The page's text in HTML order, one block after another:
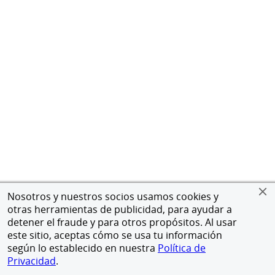
Nosotros y nuestros socios usamos cookies y
otras herramientas de publicidad, para ayudar a
detener el fraude y para otros propósitos. Al usar
este sitio, aceptas cómo se usa tu información
según lo establecido en nuestra Política de
Privacidad.